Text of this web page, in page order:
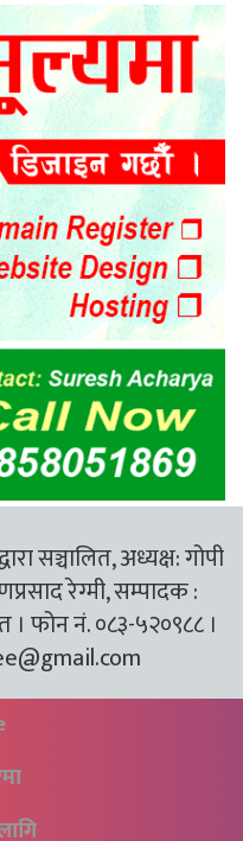
सञ्चालित, अध्यक्ष: गोपी
रेग्मी, सम्पादक :
। फोन नं. ०८३-५२०९८८ ।